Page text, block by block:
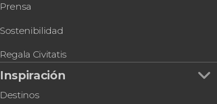
Prensa
Sostenibilidad
Regala Civitatis
Inspiración
Destinos